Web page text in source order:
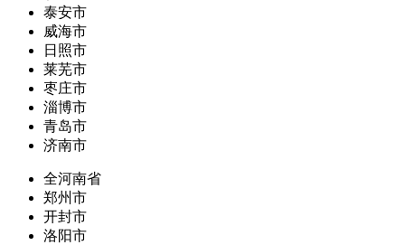
泰安市
威海市
日照市
莱芜市
枣庄市
淄博市
青岛市
济南市
全河南省
郑州市
开封市
洛阳市